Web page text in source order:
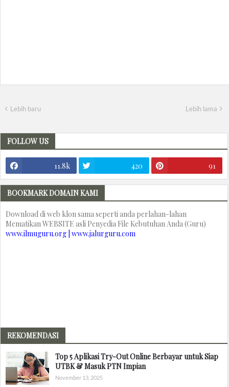
Lebih baru Lebih lama
FOLLOW US
11.8k 420 91
BOOKMARK DOMAIN KAMI
Download di web klon sama seperti anda perlahan-lahan
Mematikan WEBSITE asli Penyedia File Kebutuhan Anda (Guru)
www.ilmuguru.org | www.jalurguru.com
REKOMENDASI
Top 5 Aplikasi Try-Out Online Berbayar untuk Siap
UTBK & Masuk PTN Impian
November 13, 2025